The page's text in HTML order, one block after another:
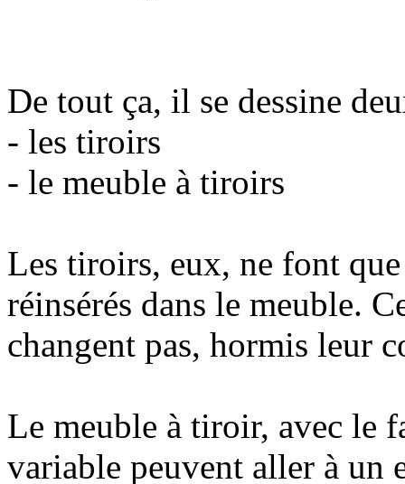
De tout ça, il se dessine
- les tiroirs
- le meuble à tiroirs
Les tiroirs, eux, ne font
réinsérés dans le meuble.
changent pas, hormis leur
Le meuble à tiroir, avec le
variable peuvent aller à un